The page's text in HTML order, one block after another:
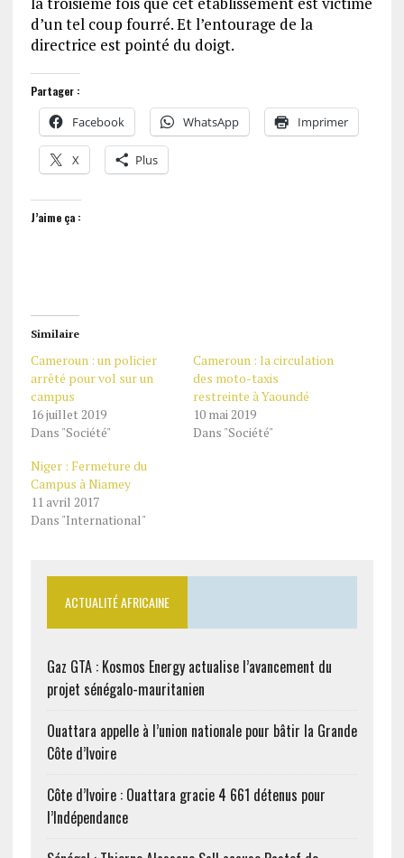
d’un tel coup fourré. Et l’entourage de la
directrice est pointé du doigt.
Partager :
Facebook WhatsApp Imprimer
X Plus
J’aime ça :
Similaire
Cameroun : un policier
arrêté pour vol sur un
campus
16 juillet 2019
Dans "Société"
Cameroun : la circulation
des moto-taxis
restreinte à Yaoundé
10 mai 2019
Dans "Société"
Niger : Fermeture du
Campus à Niamey
11 avril 2017
Dans "International"
ACTUALITÉ AFRICAINE
Gaz GTA : Kosmos Energy actualise l’avancement du
projet sénégalo-mauritanien
Ouattara appelle à l’union nationale pour bâtir la Grande
Côte d’Ivoire
Côte d’Ivoire : Ouattara gracie 4 661 détenus pour
l’Indépendance